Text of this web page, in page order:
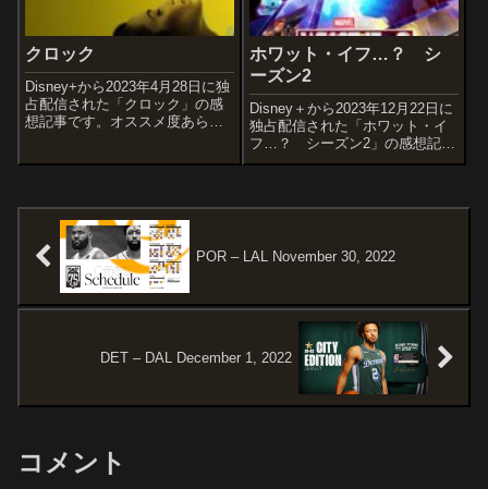
クロック
Disney+から2023年4月28日に独
占配信された「クロック」の感
想記事です。オススメ度あらす
製作国:アメリカ（2...
ホワット・イフ…？ シ
ーズン2
Disney＋から2023年12月22日に
独占配信された「ホワット・イ
フ…？ シーズン2」の感想記事
です。MCU初のアニメシリーズ
続編です。オススメ度あらすじ
POR – LAL November 30, 2022
DET – DAL December 1, 2022
コメント